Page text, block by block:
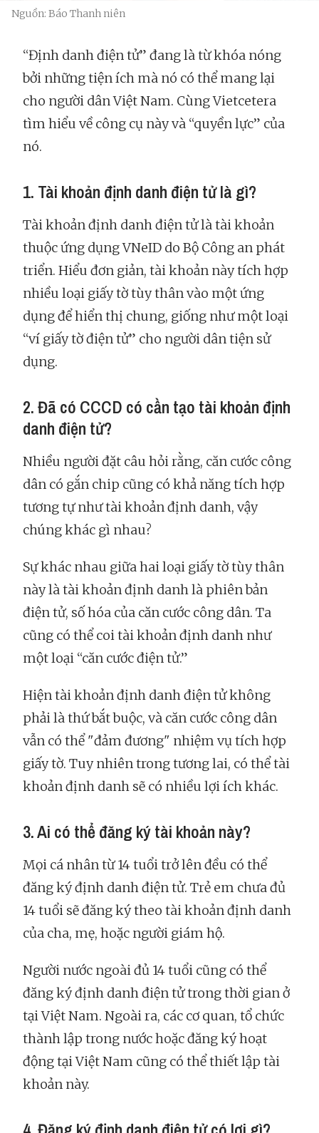
Nguồn: Báo Thanh niên
“Định danh điện tử” đang là từ khóa nóng
bởi những tiện ích mà nó có thể mang lại
cho người dân Việt Nam. Cùng Vietcetera
tìm hiểu về công cụ này và “quyền lực” của
nó.
1. Tài khoản định danh điện tử là gì?
Tài khoản định danh điện tử là tài khoản
thuộc ứng dụng VNeID do Bộ Công an phát
triển. Hiểu đơn giản, tài khoản này tích hợp
nhiều loại giấy tờ tùy thân vào một ứng
dụng để hiển thị chung, giống như một loại
“ví giấy tờ điện tử” cho người dân tiện sử
dụng.
2. Đã có CCCD có cần tạo tài khoản định
danh điện tử?
Nhiều người đặt câu hỏi rằng, căn cước công
dân có gắn chip cũng có khả năng tích hợp
tương tự như tài khoản định danh, vậy
chúng khác gì nhau?
Sự khác nhau giữa hai loại giấy tờ tùy thân
này là tài khoản định danh là phiên bản
điện tử, số hóa của căn cước công dân. Ta
cũng có thể coi tài khoản định danh như
một loại “căn cước điện tử.”
Hiện tài khoản định danh điện tử không
phải là thứ bắt buộc, và căn cước công dân
vẫn có thể "đảm đương" nhiệm vụ tích hợp
giấy tờ. Tuy nhiên trong tương lai, có thể tài
khoản định danh sẽ có nhiều lợi ích khác.
3. Ai có thể đăng ký tài khoản này?
Mọi cá nhân từ 14 tuổi trở lên đều có thể
đăng ký định danh điện tử. Trẻ em chưa đủ
14 tuổi sẽ đăng ký theo tài khoản định danh
của cha, mẹ, hoặc người giám hộ.
Người nước ngoài đủ 14 tuổi cũng có thể
đăng ký định danh điện tử trong thời gian ở
tại Việt Nam. Ngoài ra, các cơ quan, tổ chức
thành lập trong nước hoặc đăng ký hoạt
động tại Việt Nam cũng có thể thiết lập tài
khoản này.